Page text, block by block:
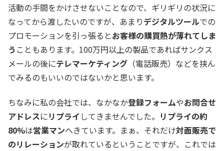
活動の手間をかけさせないことなので、ギリギリの状況に
なってから渡したいのですが、あまりデジタルツールでの
プロモーションを引っ張るとお客様の購買熱が薄れてしま
う こともあります。100万円以上の製品であればサンクス
メールの後にテレマーケティング （電話販売）などを挟ん
でみるのもいいのではないかと思います。
ちなみに私の会社では、なかなか登録フォームやお問合せ
アドレスにリプライ してきませんでした。 リプライの約
80%は営業マンへきています。まぁ、それだけ対面販売で
のリレーションが取れているということですが、これでは